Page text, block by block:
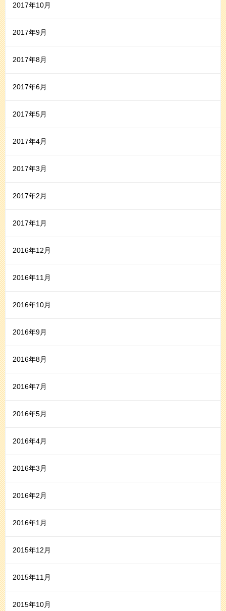
2017年10月
2017年9月
2017年8月
2017年6月
2017年5月
2017年4月
2017年3月
2017年2月
2017年1月
2016年12月
2016年11月
2016年10月
2016年9月
2016年8月
2016年7月
2016年5月
2016年4月
2016年3月
2016年2月
2016年1月
2015年12月
2015年11月
2015年10月